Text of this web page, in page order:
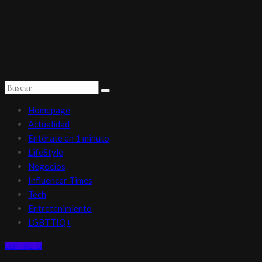
Homepage
Actualidad
Entérate en 1 minuto
LifeStyle
Negocios
Influencer Times
Tech
Entretenimiento
LGBTTIQ+
CONTACTO